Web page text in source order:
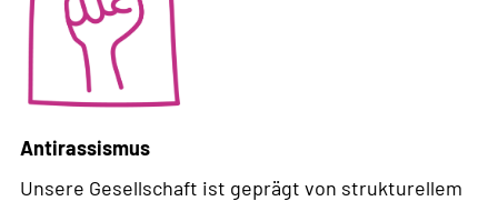
Antirassismus
Unsere Gesellschaft ist geprägt von strukturellem